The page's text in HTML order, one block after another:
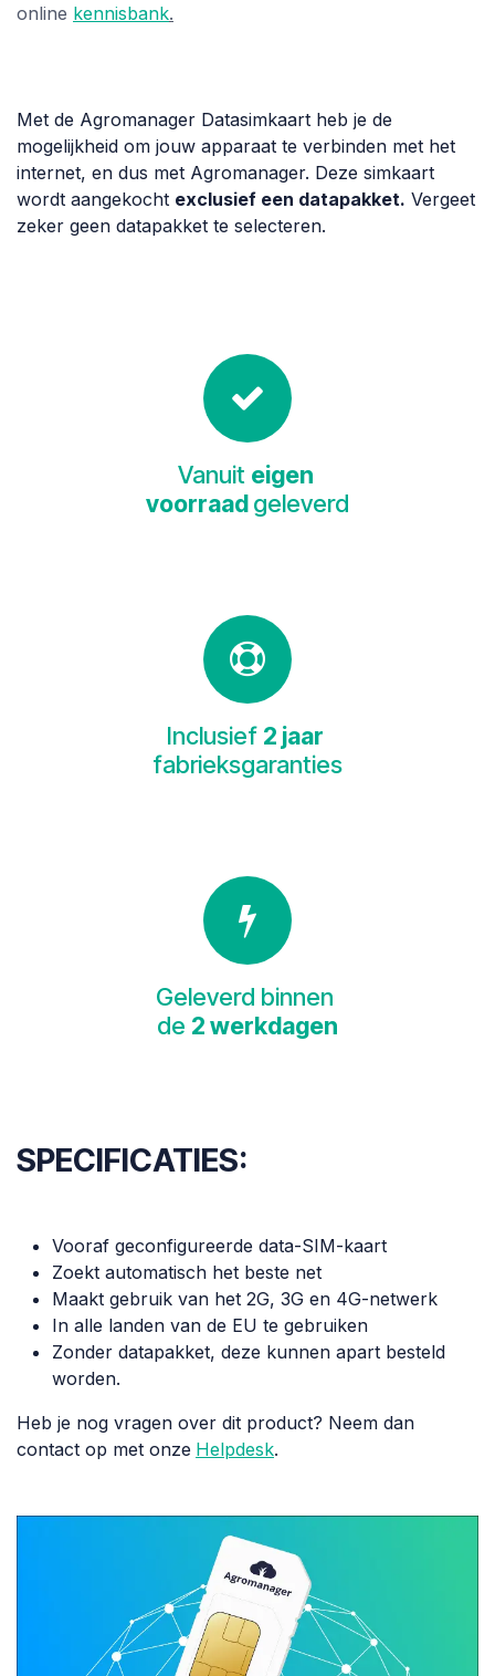
online kennisbank.
Met de Agromanager Datasimkaart heb je de
mogelijkheid om jouw apparaat te verbinden met het
internet, en dus met Agromanager. Deze simkaart
wordt aangekocht exclusief een datapakket. Vergeet
zeker geen datapakket te selecteren.
Vanuit eigen
voorraadgeleverd​
Inclusief 2 jaar
fabrieksgaranties
Geleverd binnen
de 2 werkdagen
SPECIFICATIES:
Vooraf geconfigureerde data-SIM-kaart
Zoekt automatisch het beste net
Maakt gebruik van het 2G, 3G en 4G-netwerk
In alle landen van de EU te gebruiken
Zonder datapakket, deze kunnen apart besteld
worden.
Heb je nog vragen over dit product? Neem dan
contact op met onze Helpdesk.